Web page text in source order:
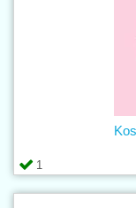
1